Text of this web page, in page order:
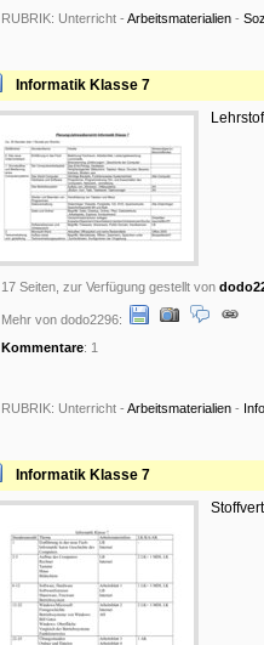
RUBRIK: Unterricht - Arbeitsmaterialien -
Informatik Klasse 7
17 Seiten, zur Verfügung gestellt von
Mehr von dodo2296:
Kommentare: 1
RUBRIK: Unterricht - Arbeitsmaterialien -
Informatik Klasse 7